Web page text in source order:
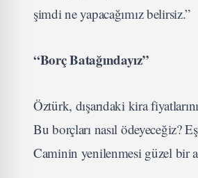
şimdi ne yapacağımız belirsiz.”
“Borç Batağındayız”
Öztürk, dışarıdaki kira
Bu borçları nasıl ödeyeceğiz?
Caminin yenilenmesi güzel bir